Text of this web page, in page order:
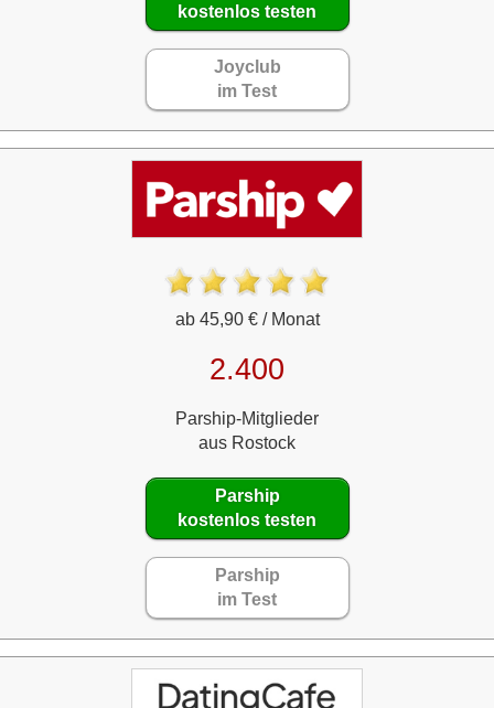
kostenlos testen
Joyclub
im Test
ab 45,90 € / Monat
2.400
Parship-Mitglieder
aus Rostock
Parship
kostenlos testen
Parship
im Test